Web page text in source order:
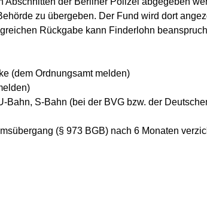
zu übergeben. Der Fund wird dort
Rückgabe kann Finderlohn
(dem Ordnungsamt melden)
Bahn, S-Bahn (bei der BVG bzw. der
(§ 973 BGB) nach 6 Monaten